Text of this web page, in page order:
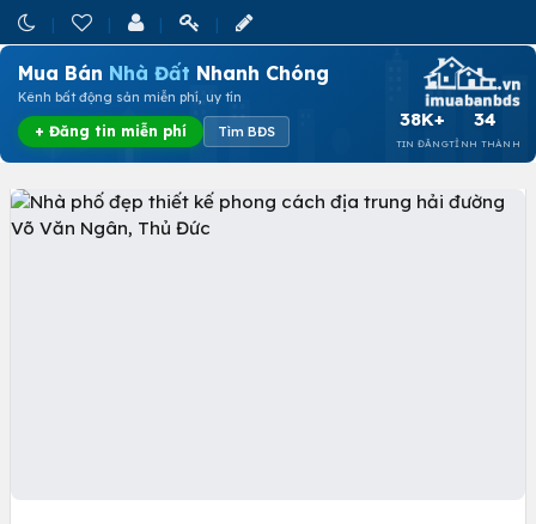
Mua Bán Nhà Đất Nhanh Chóng
Kênh bất động sản miễn phí, uy tín
+ Đăng tin miễn phí Tìm BĐS
38K+
TIN ĐĂNG
34
TỈNH THÀNH